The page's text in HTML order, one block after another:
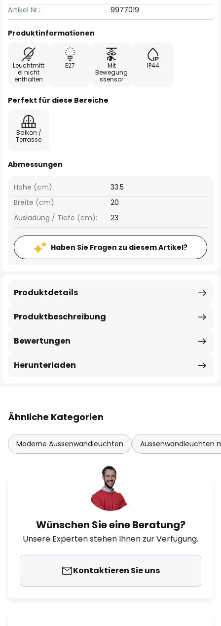
Artikel Nr.:
9977019
Produktinformationen
Leuchtmitt
el nicht
enthalten
E27
Mit
Bewegung
ssensor
IP44
Perfekt für diese Bereiche
Balkon /
Terrasse
Abmessungen
Breite (cm): 20
Höhe (cm): 33.5
Ausladung / Tiefe (cm): 23
Haben Sie Fragen zu diesem Artikel?
Produktbeschreibung
Produktdetails
Bewertungen
Herunterladen
Ähnliche Kategorien
Moderne Aussenwandleuchten Aussenwandleuchten
Wünschen Sie eine Beratung?
Unsere Experten stehen Ihnen zur Verfügung.
Kontaktieren Sie uns